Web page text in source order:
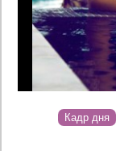
Кадр дня